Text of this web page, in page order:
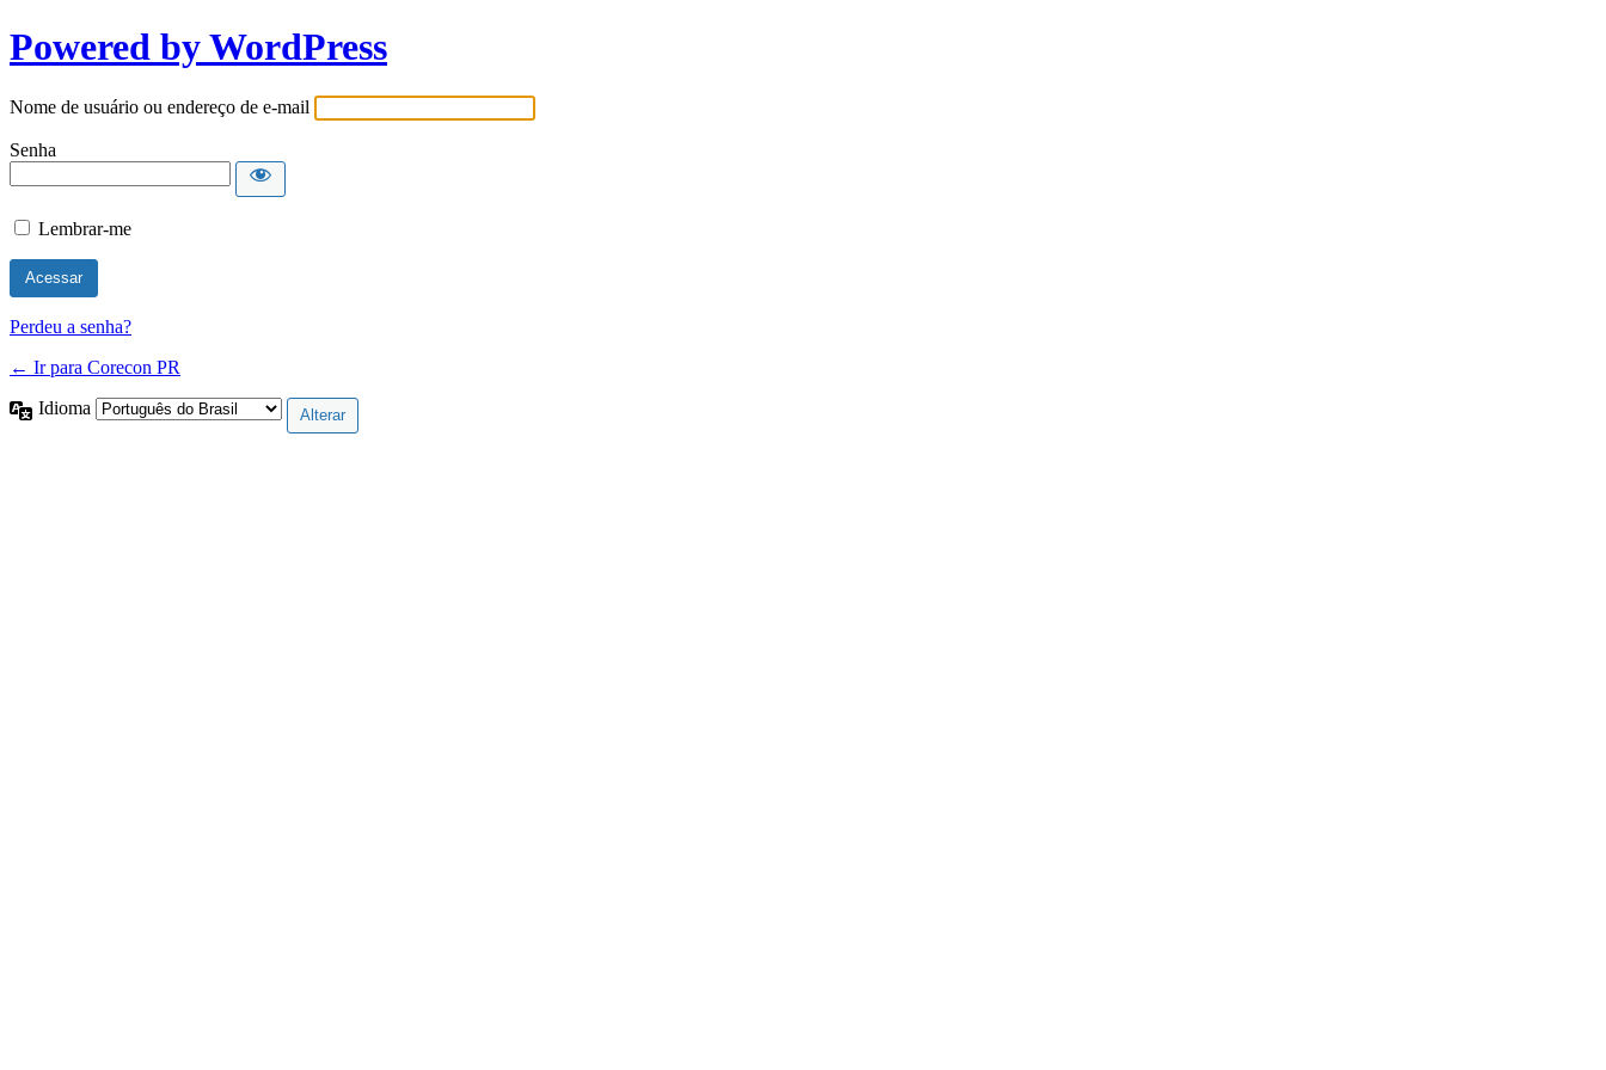
Powered by WordPress
Nome de usuário ou endereço de e-mail
Senha
Lembrar-me
Perdeu a senha?
← Ir para Corecon PR
Idioma